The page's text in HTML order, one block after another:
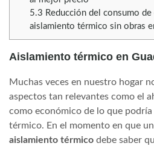
5.3 Reducción del consumo
aislamiento térmico sin obras
Aislamiento térmico en
Muchas veces en nuestro hogar
aspectos tan relevantes como el
como económico de lo que
térmico. En el momento en que
aislamiento térmico debe saber